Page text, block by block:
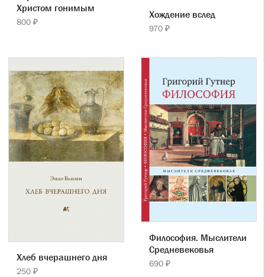
Христом гонимым
800 ₽
Хождение вслед
970 ₽
Хлеб вчерашнего дня
250 ₽
Философия. Мыслители
Cредневековья
690 ₽